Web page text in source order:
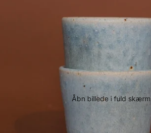
Åbn billede i fuld skærm